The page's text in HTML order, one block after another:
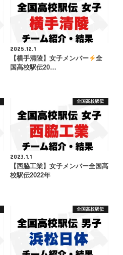
2025.12.1
【横手清陵】女子メンバー
全
国高校駅伝20…
全国高校駅伝
2023.1.1
【西脇工業】女子メンバー全国高
校駅伝2022年
全国高校駅伝